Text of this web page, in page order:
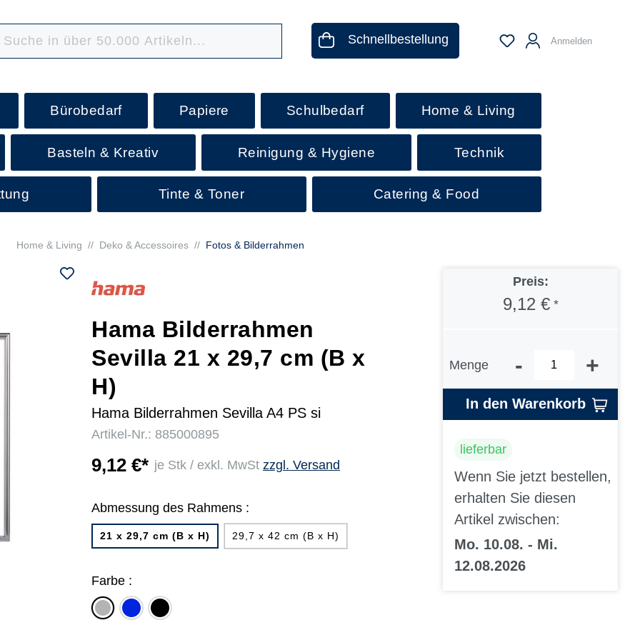
Schnellbestellung Anmelden
Bürobedarf Papiere Schulbedarf Home & Living
Basteln & Kreativ Reinigung & Hygiene Technik
Tinte & Toner Catering & Food
Home & Living // Deko & Accessoires // Fotos & Bilderrahmen
Hama Bilderrahmen
Sevilla 21 x 29,7 cm (B x
H)
Hama Bilderrahmen Sevilla A4 PS si
Artikel-Nr.: 885000895
9,12 €* je Stk / exkl. MwSt zzgl. Versand
Abmessung des Rahmens :
21 x 29,7 cm (B x H) 29,7 x 42 cm (B x H)
Farbe :
silber
matt
blau schwarz
Preis:
9,12 €*
Menge - +
In den Warenkorb
lieferbar
Wenn Sie jetzt bestellen,
erhalten Sie diesen
Artikel zwischen:
Mo. 10.08. - Mi.
12.08.2026